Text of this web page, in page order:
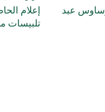
عبد
إعلام
تلبيسات